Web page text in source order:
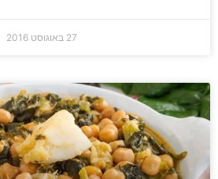
27 באוגוסט 2016